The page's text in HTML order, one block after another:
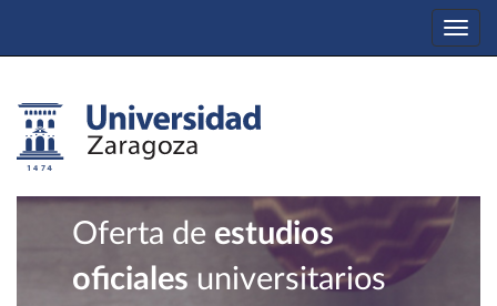
Oferta de estudios
oficiales universitarios